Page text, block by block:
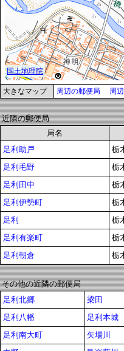
大きなマップ 周辺の郵便局 周
近隣の郵便局
局名
足利助戸
栃
足利毛野
栃
足利田中
栃
足利伊勢町
栃
足利
栃
足利有楽町
栃
足利朝倉
栃
その他の近隣の郵便局
足利北郷
梁田
足利八幡
足利本城
足利南大町
矢場川